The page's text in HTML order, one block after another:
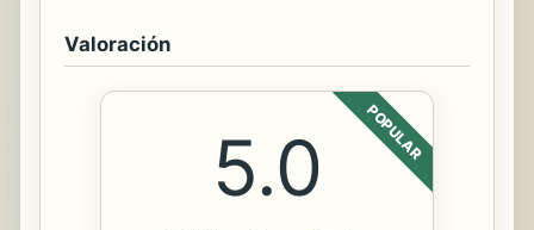
Valoración
POPULAR
5.0